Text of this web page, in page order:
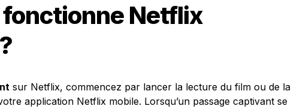
Netflix
sur Netflix, commencez par lancer la lecture du film ou de la
application Netflix mobile. Lorsqu’un passage captivant se